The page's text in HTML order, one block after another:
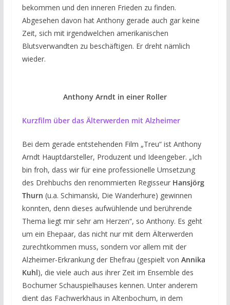
bekommen und den inneren Frieden zu finden.
Abgesehen davon hat Anthony gerade auch gar keine
Zeit, sich mit irgendwelchen amerikanischen
Blutsverwandten zu beschäftigen. Er dreht nämlich
wieder.
Anthony Arndt in einer Roller
Kurzfilm über das Älterwerden mit Alzheimer
Bei dem gerade entstehenden Film „Treu“ ist Anthony
Arndt Hauptdarsteller, Produzent und Ideengeber. „Ich
bin froh, dass wir für eine professionelle Umsetzung
des Drehbuchs den renommierten Regisseur Hansjörg
Thurn (u.a. Schimanski, Die Wanderhure) gewinnen
konnten, denn dieses aufwühlende und berührende
Thema liegt mir sehr am Herzen“, so Anthony. Es geht
um ein Ehepaar, das nicht nur mit dem Älterwerden
zurechtkommen muss, sondern vor allem mit der
Alzheimer-Erkrankung der Ehefrau (gespielt von Annika
Kuhl), die viele auch aus ihrer Zeit im Ensemble des
Bochumer Schauspielhauses kennen. Unter anderem
dient das Fachwerkhaus in Altenbochum, in dem